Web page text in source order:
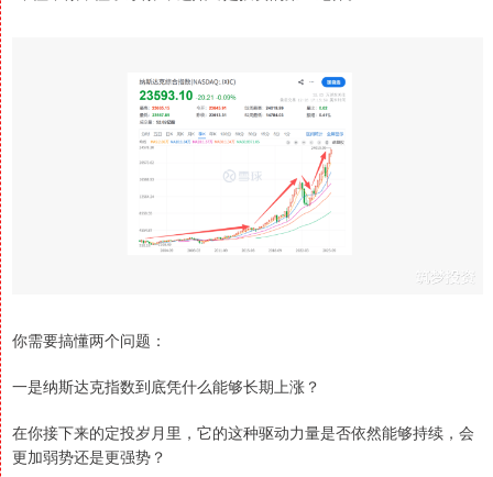
你需要搞懂两个问题：
一是纳斯达克指数到底凭什么能够长期上涨？
在你接下来的定投岁月里，它的这种驱动力量是否依然能够持续，会
更加弱势还是更强势？